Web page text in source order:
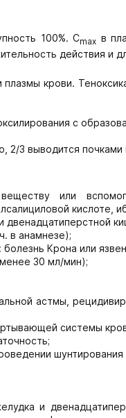
100%. Cmax в
действия и
крови.
с
2/3 выводится
или
кислоте,
в анамнезе);
Крона или
30 мл/мин);
астмы,
системы
и